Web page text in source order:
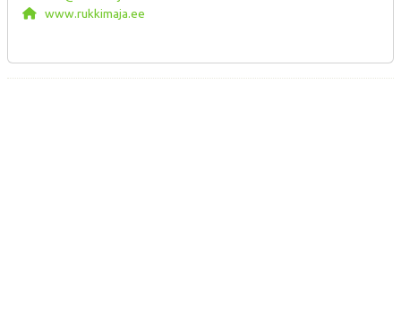
www.rukkimaja.ee